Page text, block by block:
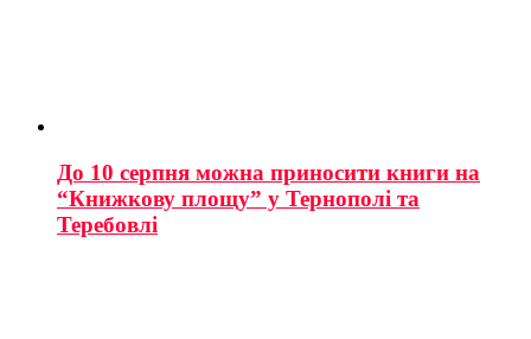
До 10 серпня можна приносити книги на
“Книжкову площу” у Тернополі та
Теребовлі